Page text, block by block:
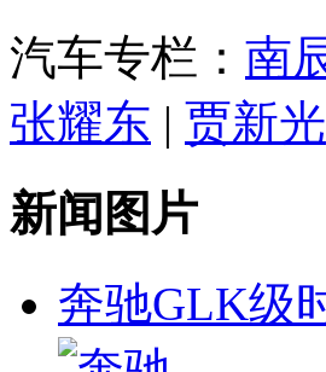
汽车专栏： 南
张耀东 | 贾新光
新闻图片
奔驰GLK级